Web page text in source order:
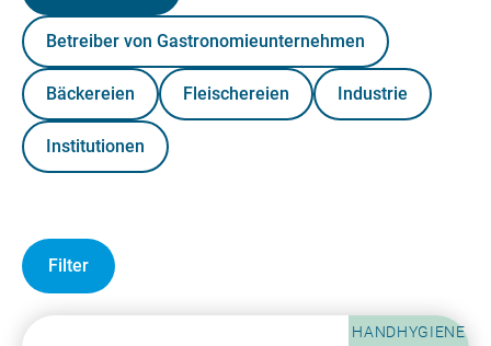
Betreiber von Gastronomieunternehmen
Bäckereien Fleischereien Industrie
Institutionen
Filter
HANDHYGIENE